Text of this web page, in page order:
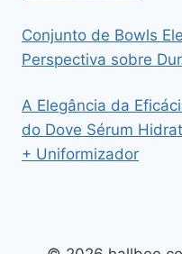
Conjunto de Bowls
Perspectiva sobre
A Elegância da
do Dove Sérum
+ Uniformizador